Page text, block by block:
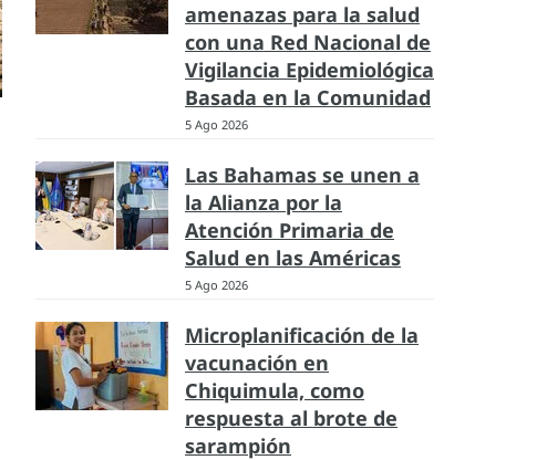
amenazas para la salud
con una Red Nacional de
Vigilancia Epidemiológica
Basada en la Comunidad
5 Ago 2026
Las Bahamas se unen a
la Alianza por la
Atención Primaria de
Salud en las Américas
5 Ago 2026
Microplanificación de la
vacunación en
Chiquimula, como
respuesta al brote de
sarampión